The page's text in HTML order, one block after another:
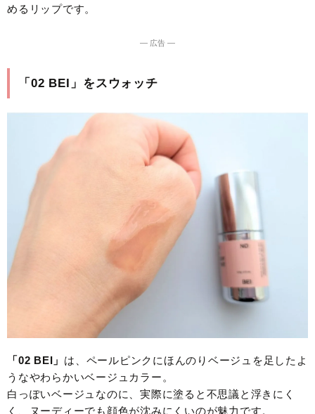
めるリップです。
― 広告 ―
「02 BEI」をスウォッチ
「02 BEI」 は、ペールピンクにほんのりベージュを足したよ
うなやわらかいベージュカラー。
白っぽいベージュなのに、実際に塗ると不思議と浮きにく
く、ヌーディーでも顔色が沈みにくいのが魅力です。